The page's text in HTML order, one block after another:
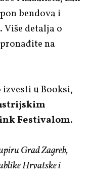
bendova i
detalja o
na
u Booksi,
Festivalom.
Grad Zagreb,
Hrvatske i